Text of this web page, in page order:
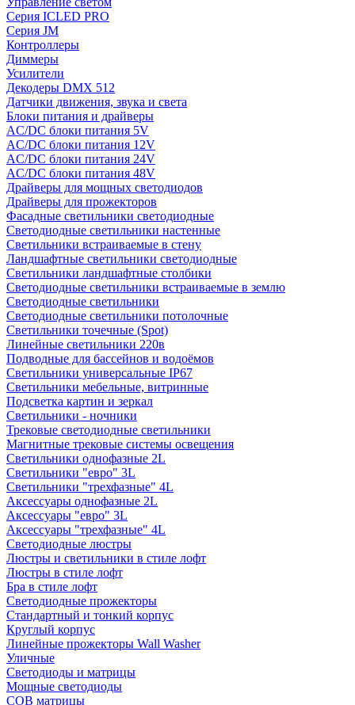
Серия ICLED PRO
Серия JM
Контроллеры
Диммеры
Усилители
Декодеры DMX 512
Датчики движения, звука и света
Блоки питания и драйверы
AC/DC блоки питания 5V
AC/DC блоки питания 12V
AC/DC блоки питания 24V
AC/DC блоки питания 48V
Драйверы для мощных светодиодов
Драйверы для прожекторов
Фасадные светильники светодиодные
Светодиодные светильники настенные
Светильники встраиваемые в стену
Ландшафтные светильники светодиодные
Светильники ландшафтные столбики
Светодиодные светильники встраиваемые в землю
Светодиодные светильники
Светодиодные светильники потолочные
Светильники точечные (Spot)
Линейные светильники 220в
Подводные для бассейнов и водоёмов
Светильники универсальные IP67
Светильники мебельные, витринные
Подсветка картин и зеркал
Светильники - ночники
Трековые светодиодные светильники
Магнитные трековые системы освещения
Светильники однофазные 2L
Светильники "евро" 3L
Светильники "трехфазные" 4L
Аксессуары однофазные 2L
Аксессуары "евро" 3L
Аксессуары "трехфазные" 4L
Светодиодные люстры
Люстры и светильники в стиле лофт
Люстры в стиле лофт
Бра в стиле лофт
Светодиодные прожекторы
Стандартный и тонкий корпус
Круглый корпус
Линейные прожекторы Wall Washer
Уличные
Светодиоды и матрицы
Мощные светодиоды
COB матрицы